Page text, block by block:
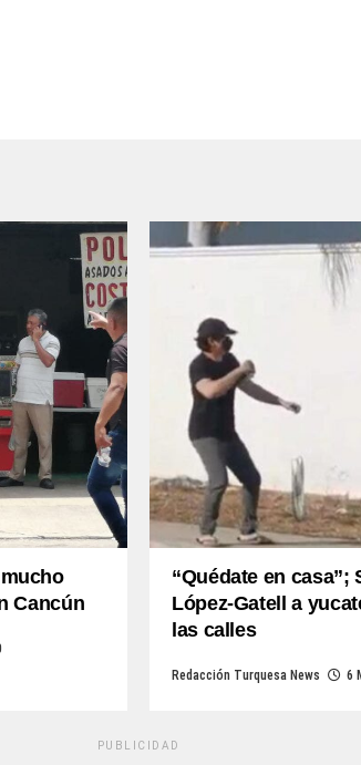
Cancún
“Quédate en casa”;
López-Gatell a
las calles
Redacción Turquesa News 6
PUBLICIDAD